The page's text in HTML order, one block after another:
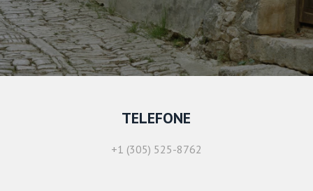
TELEFONE
+1 (305) 525-8762